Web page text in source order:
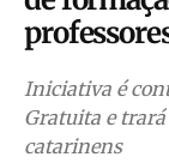
Iniciativa é
Gratuita e
catarinens